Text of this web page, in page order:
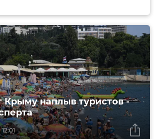
Крыму наплыв туристов -